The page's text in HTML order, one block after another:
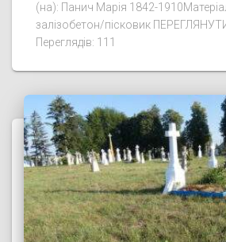
(на): Панич Марія 1842-
залізобетон/пісковик
Переглядів: 111